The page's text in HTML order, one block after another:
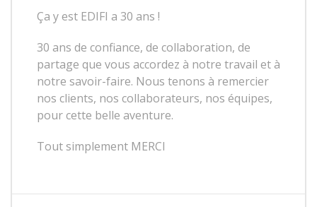
Ça y est EDIFI a 30 ans !
30 ans de confiance, de collaboration, de
partage que vous accordez à notre travail et à
notre savoir-faire. Nous tenons à remercier
nos clients, nos collaborateurs, nos équipes,
pour cette belle aventure.
Tout simplement MERCI